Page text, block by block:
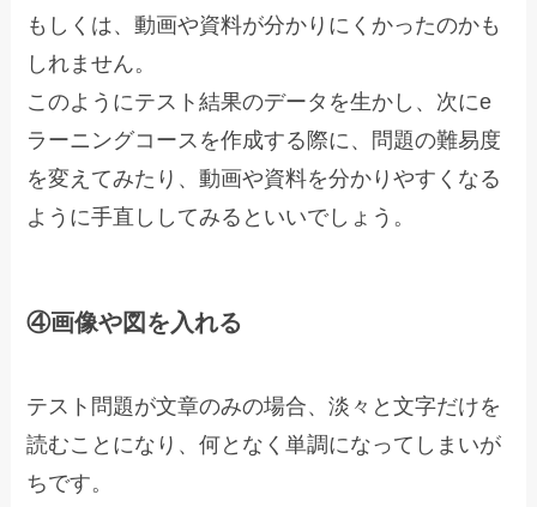
もしくは、動画や資料が分かりにくかったのかも
しれません。
このようにテスト結果のデータを生かし、次にe
ラーニングコースを作成する際に、問題の難易度
を変えてみたり、動画や資料を分かりやすくなる
ように手直ししてみるといいでしょう。
④画像や図を入れる
テスト問題が文章のみの場合、淡々と文字だけを
読むことになり、何となく単調になってしまいが
ちです。